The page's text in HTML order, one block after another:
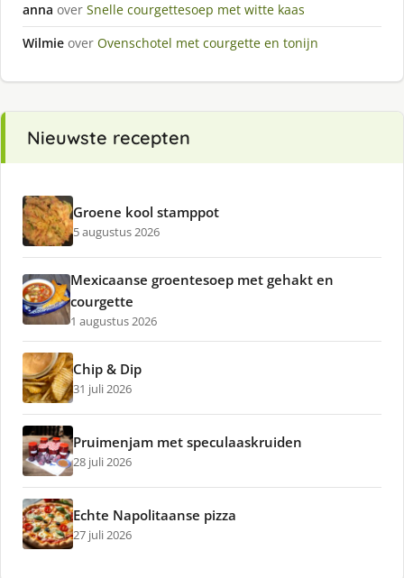
anna over Snelle courgettesoep met witte kaas
Wilmie over Ovenschotel met courgette en tonijn
Nieuwste recepten
Groene kool stamppot
5 augustus 2026
Mexicaanse groentesoep met gehakt en
courgette
1 augustus 2026
Chip & Dip
31 juli 2026
Pruimenjam met speculaaskruiden
28 juli 2026
Echte Napolitaanse pizza
27 juli 2026